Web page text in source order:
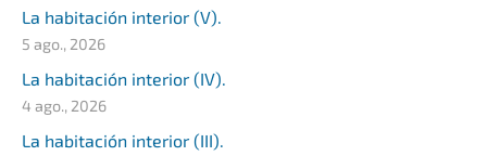
La habitación interior (V).
5 ago., 2026
La habitación interior (IV).
4 ago., 2026
La habitación interior (III).